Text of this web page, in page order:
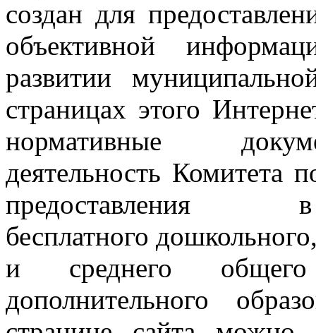
создан для
объективной
развитии
страницах этого
нормативные
деятельность
предоставления в
бесплатного
и среднего
дополнительного